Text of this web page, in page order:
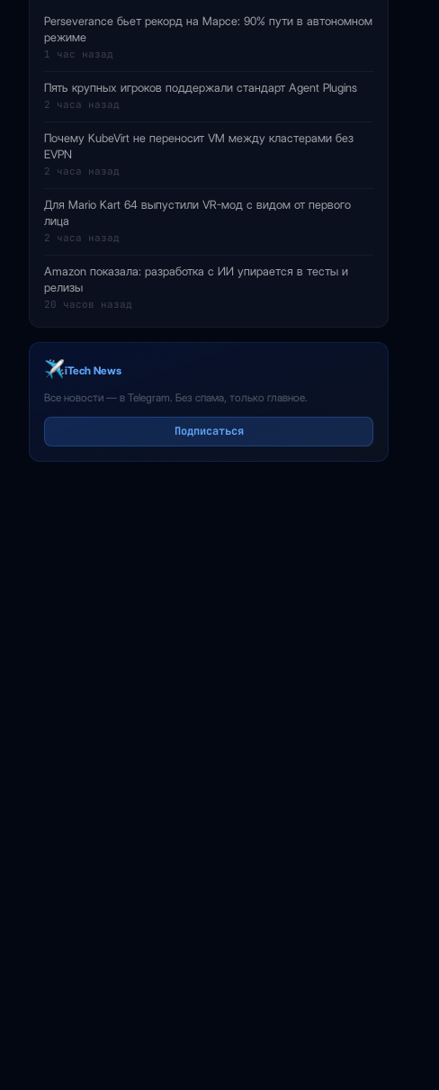
Perseverance бьет рекорд на Марсе: 90% пути в автономном
режиме
1 час назад
Пять крупных игроков поддержали стандарт Agent Plugins
2 часа назад
Почему KubeVirt не переносит VM между кластерами без
EVPN
2 часа назад
Для Mario Kart 64 выпустили VR-мод с видом от первого
лица
2 часа назад
Amazon показала: разработка с ИИ упирается в тесты и
релизы
20 часов назад
iTech News
Все новости — в Telegram. Без спама, только главное.
Подписаться